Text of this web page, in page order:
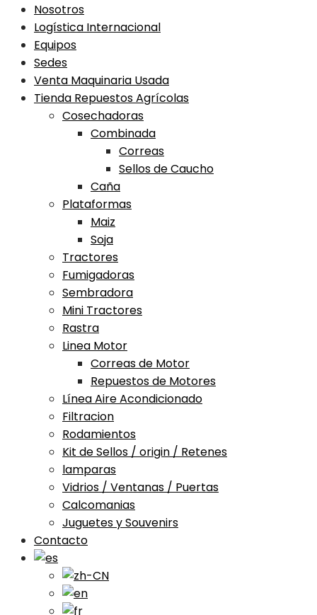
Nosotros
Logística Internacional
Equipos
Sedes
Venta Maquinaria Usada
Tienda Repuestos Agrícolas
Cosechadoras
Combinada
Correas
Sellos de Caucho
Caña
Plataformas
Maiz
Soja
Tractores
Fumigadoras
Sembradora
Mini Tractores
Rastra
Linea Motor
Correas de Motor
Repuestos de Motores
Línea Aire Acondicionado
Filtracion
Rodamientos
Kit de Sellos / origin / Retenes
lamparas
Vidrios / Ventanas / Puertas
Calcomanias
Juguetes y Souvenirs
Contacto